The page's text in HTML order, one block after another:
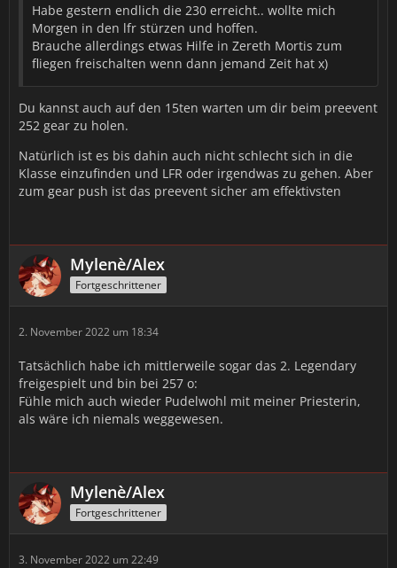
Habe gestern endlich die 230 erreicht.. wollte mich
Morgen in den lfr stürzen und hoffen.
Brauche allerdings etwas Hilfe in Zereth Mortis zum
fliegen freischalten wenn dann jemand Zeit hat x)
Du kannst auch auf den 15ten warten um dir beim preevent
252 gear zu holen.
Natürlich ist es bis dahin auch nicht schlecht sich in die
Klasse einzufinden und LFR oder irgendwas zu gehen. Aber
zum gear push ist das preevent sicher am effektivsten
Mylenè/Alex
Fortgeschrittener
2. November 2022 um 18:34
Tatsächlich habe ich mittlerweile sogar das 2. Legendary
freigespielt und bin bei 257 o:
Fühle mich auch wieder Pudelwohl mit meiner Priesterin,
als wäre ich niemals weggewesen.
Mylenè/Alex
Fortgeschrittener
3. November 2022 um 22:49